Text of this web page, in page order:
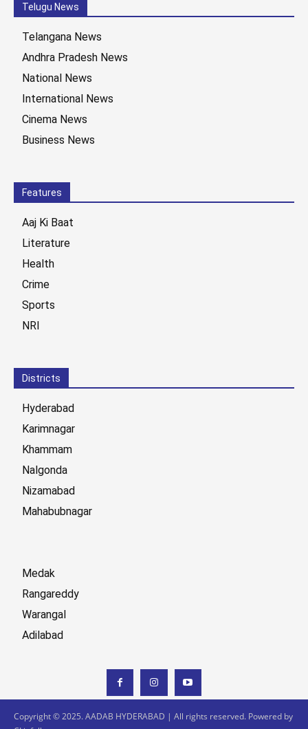
Telugu News
Telangana News
Andhra Pradesh News
National News
International News
Cinema News
Business News
Features
Aaj Ki Baat
Literature
Health
Crime
Sports
NRI
Districts
Hyderabad
Karimnagar
Khammam
Nalgonda
Nizamabad
Mahabubnagar
Medak
Rangareddy
Warangal
Adilabad
Copyright © 2025. AADAB HYDERABAD | All rights reserved. Powered by